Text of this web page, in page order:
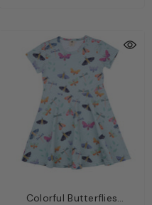
Colorful Butterflies